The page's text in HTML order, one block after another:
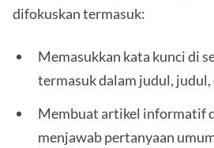
difokuskan termasuk:
Memasukkan kata kunci di
termasuk dalam judul,
Membuat artikel informatif
menjawab pertanyaan